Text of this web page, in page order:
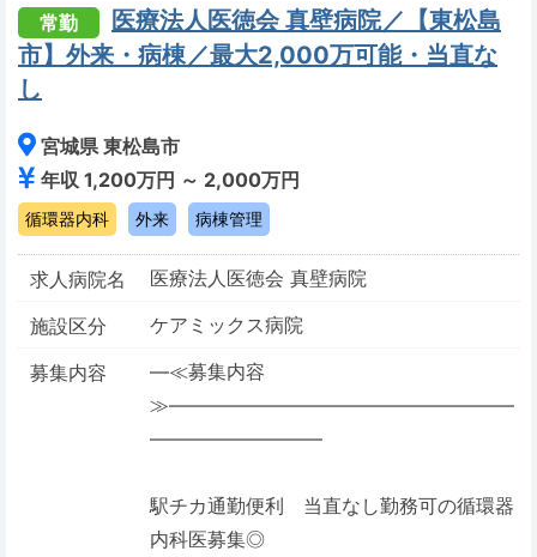
常勤
医療法人医徳会 真壁病院／【東松島
市】外来・病棟／最大2,000万可能・当直な
し
宮城県 東松島市
年収 1,200万円 ～ 2,000万円
循環器内科 外来 病棟管理
求人病院名
医療法人医徳会 真壁病院
施設区分
ケアミックス病院
募集内容
―≪募集内容
≫――――――――――――――――――
―――――――――
駅チカ通勤便利 当直なし勤務可の循環器
内科医募集◎